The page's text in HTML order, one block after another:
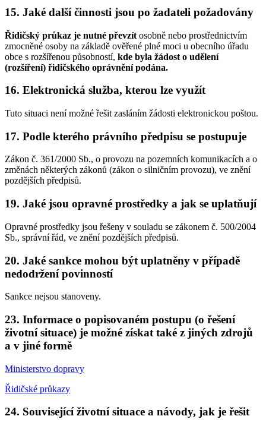
15. Jaké další činnosti jsou po žadateli požadovány
Řidičský průkaz je nutné převzít osobně nebo prostřednictvím
zmocněné osoby na základě ověřené plné moci u obecního úřadu
obce s rozšířenou působností, kde byla žádost o udělení
(rozšíření) řidičského oprávnění podána.
16. Elektronická služba, kterou lze využít
Tuto situaci není možné řešit zasláním žádosti elektronickou poštou.
17. Podle kterého právního předpisu se postupuje
Zákon č. 361/2000 Sb., o provozu na pozemních komunikacích a o
změnách některých zákonů (zákon o silničním provozu), ve znění
pozdějších předpisů.
19. Jaké jsou opravné prostředky a jak se uplatňují
Opravné prostředky jsou řešeny v souladu se zákonem č. 500/2004
Sb., správní řád, ve znění pozdějších předpisů.
20. Jaké sankce mohou být uplatněny v případě
nedodržení povinností
Sankce nejsou stanoveny.
23. Informace o popisovaném postupu (o řešení
životní situace) je možné získat také z jiných zdrojů
a v jiné formě
Ministerstvo dopravy
Řidičské průkazy
24. Související životní situace a návody, jak je řešit